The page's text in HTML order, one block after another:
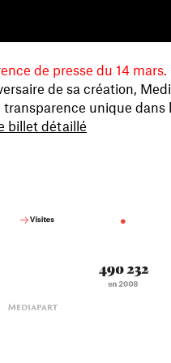
de presse du 14 mars.
de sa création,
unique dans
billet détaillé